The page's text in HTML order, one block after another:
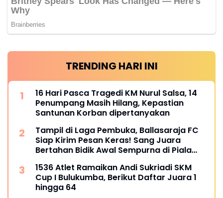
TRENDING HARI INI
16 Hari Pasca Tragedi KM Nurul Salsa, 14
Penumpang Masih Hilang, Kepastian
Santunan Korban dipertanyakan
Tampil di Laga Pembuka, Ballasaraja FC
Siap Kirim Pesan Keras! Sang Juara
Bertahan Bidik Awal Sempurna di Piala
1536 Atlet Ramaikan Andi Sukriadi SKM
Cup I Bulukumba, Berikut Daftar Juara 1
hingga 64